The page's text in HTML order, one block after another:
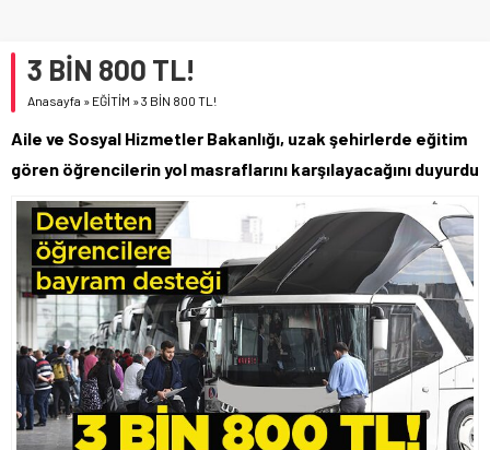
3 BİN 800 TL!
Anasayfa » EĞİTİM »3 BİN 800 TL!
Aile ve Sosyal Hizmetler Bakanlığı, uzak şehirlerde eğitim
gören öğrencilerin yol masraflarını karşılayacağını duyurdu